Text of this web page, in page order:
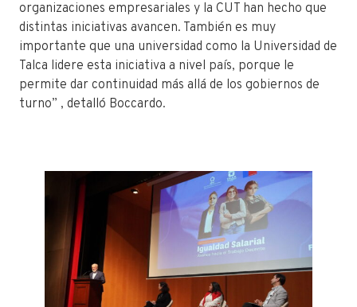
organizaciones empresariales y la CUT han hecho que
distintas iniciativas avancen. También es muy
importante que una universidad como la Universidad de
Talca lidere esta iniciativa a nivel país, porque le
permite dar continuidad más allá de los gobiernos de
turno” , detalló Boccardo.